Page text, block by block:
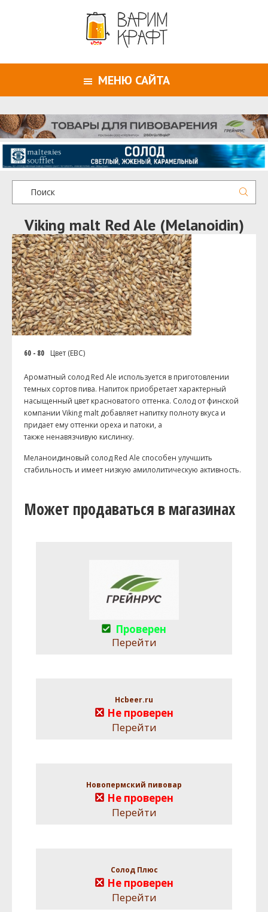
МЕНЮ САЙТА
Viking malt Red Ale (Melanoidin)
60 - 80 Цвет (EBC)
Ароматный солод Red Ale используется в приготовлении
темных сортов пива. Напиток приобретает характерный
насыщенный цвет красноватого оттенка. Солод от финской
компании Viking malt добавляет напитку полноту вкуса и
придает ему оттенки ореха и патоки, а
также ненавязчивую кислинку.
Меланоидиновый солод Red Ale способен улучшить
стабильность и имеет низкую амилолитическую активность.
Может продаваться в магазинах
Проверен
Перейти
Hcbeer.ru
Не проверен
Перейти
Новопермский пивовар
Не проверен
Перейти
Солод Плюс
Не проверен
Перейти